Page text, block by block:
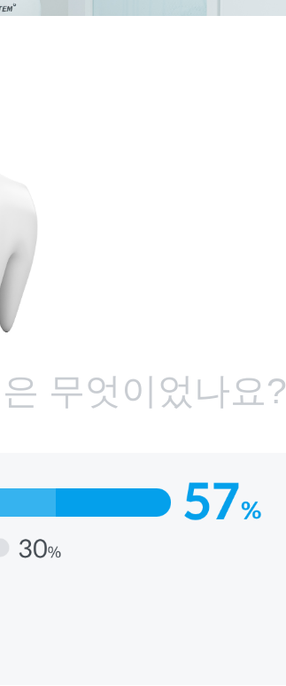
은 무엇이었나요?